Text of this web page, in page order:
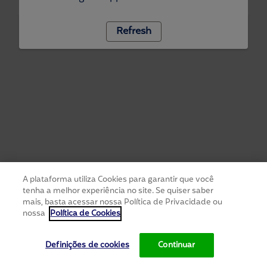
Refresh
A plataforma utiliza Cookies para garantir que você
tenha a melhor experiência no site. Se quiser saber
mais, basta acessar nossa Política de Privacidade ou
nossa Política de Cookies
Definições de cookies Continuar